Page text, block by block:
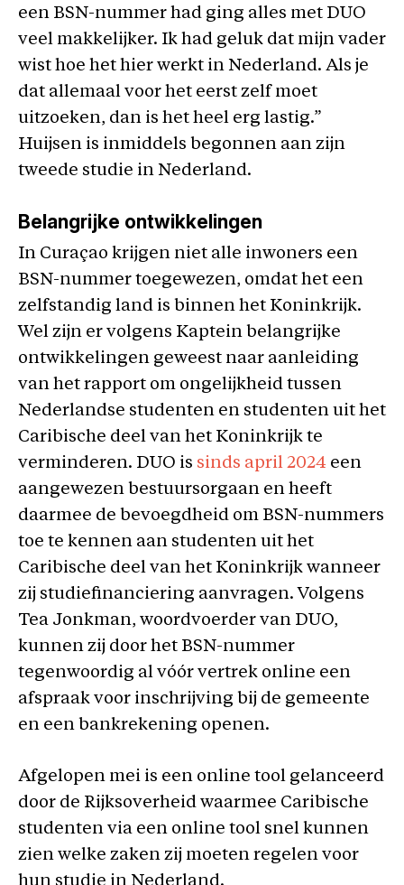
een BSN-nummer had ging alles met DUO
veel makkelijker. Ik had geluk dat mijn vader
wist hoe het hier werkt in Nederland. Als je
dat allemaal voor het eerst zelf moet
uitzoeken, dan is het heel erg lastig.”
Huijsen is inmiddels begonnen aan zijn
tweede studie in Nederland.
Belangrijke ontwikkelingen
In Curaçao krijgen niet alle inwoners een
BSN-nummer toegewezen, omdat het een
zelfstandig land is binnen het Koninkrijk.
Wel zijn er volgens Kaptein belangrijke
ontwikkelingen geweest naar aanleiding
van het rapport om ongelijkheid tussen
Nederlandse studenten en studenten uit het
Caribische deel van het Koninkrijk te
verminderen. DUO is sinds april 2024 een
aangewezen bestuursorgaan en heeft
daarmee de bevoegdheid om BSN-nummers
toe te kennen aan studenten uit het
Caribische deel van het Koninkrijk wanneer
zij studiefinanciering aanvragen. Volgens
Tea Jonkman, woordvoerder van DUO,
kunnen zij door het BSN-nummer
tegenwoordig al vóór vertrek online een
afspraak voor inschrijving bij de gemeente
en een bankrekening openen.
Afgelopen mei is een online tool gelanceerd
door de Rijksoverheid waarmee Caribische
studenten via een online tool snel kunnen
zien welke zaken zij moeten regelen voor